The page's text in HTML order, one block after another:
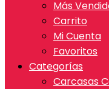
Más
Carrito
Mi Cuenta
Favoritos
Categorías
Carcasas